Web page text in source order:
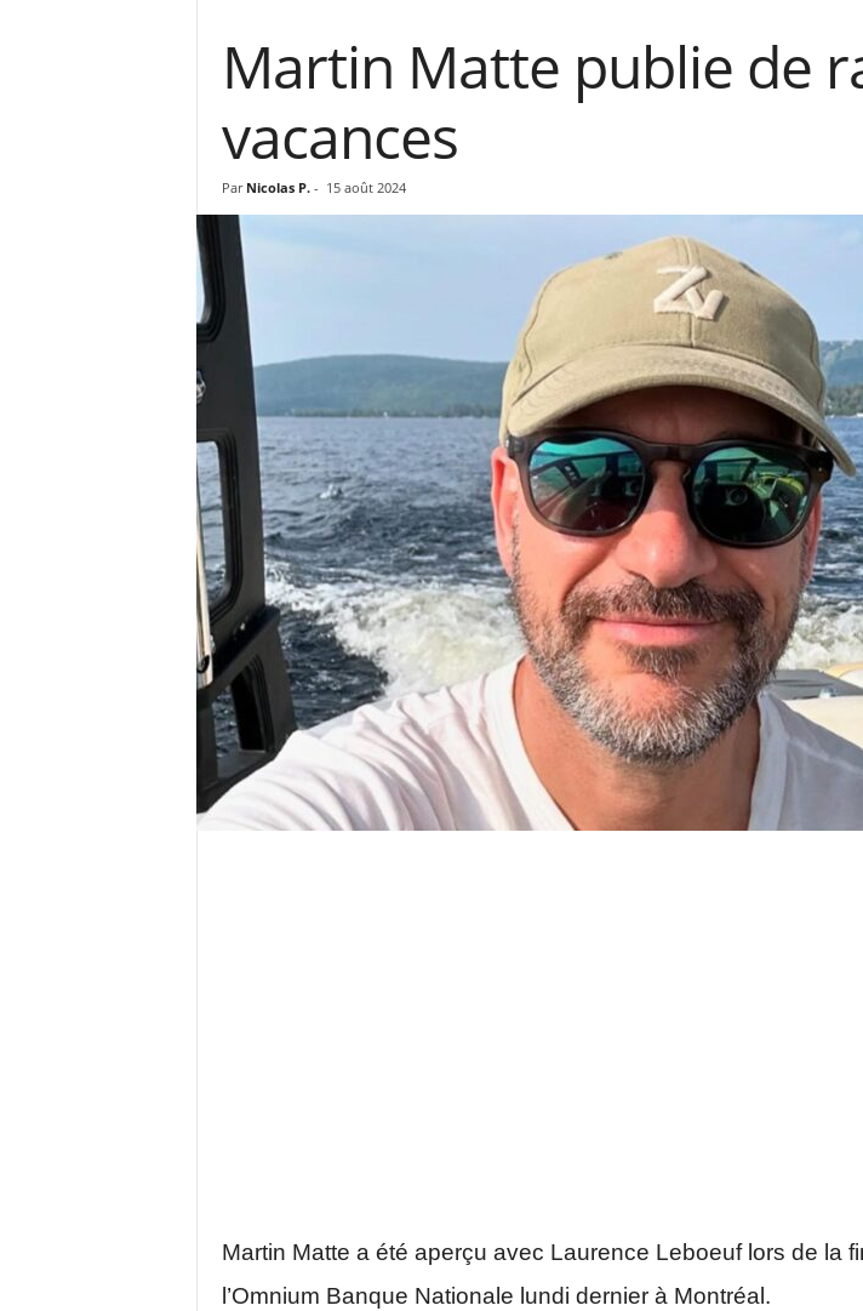
Martin Matte publie de
vacances
Par Nicolas P. - 15 août 2024
Martin Matte a été aperçu avec Laurence Leboeuf lors de la
l’Omnium Banque Nationale lundi dernier à Montréal.